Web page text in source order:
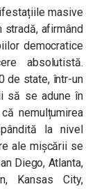
masive
stradă, afirmând
democratice
absolutistă.
de state, într-un
să se adune în
nemulțumirea
la nivel
ale mișcării se
Diego, Atlanta,
Kansas City,